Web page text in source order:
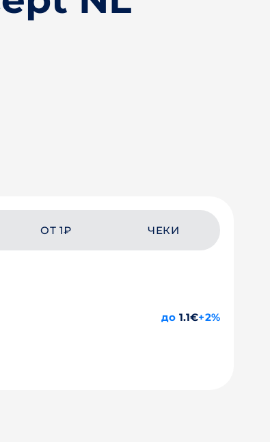
ОТ 1₽ ЧЕКИ
до 1.1€+2%